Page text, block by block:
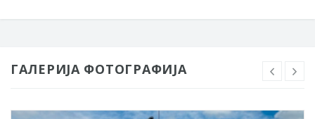
ГАЛЕРИЈА ФОТОГРАФИЈА